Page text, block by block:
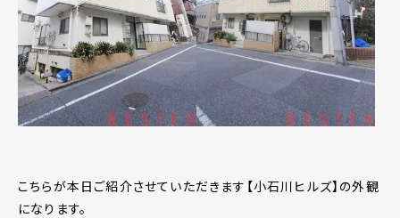
こちらが本日ご紹介させていただきます【小石川ヒルズ】の外観
になります。